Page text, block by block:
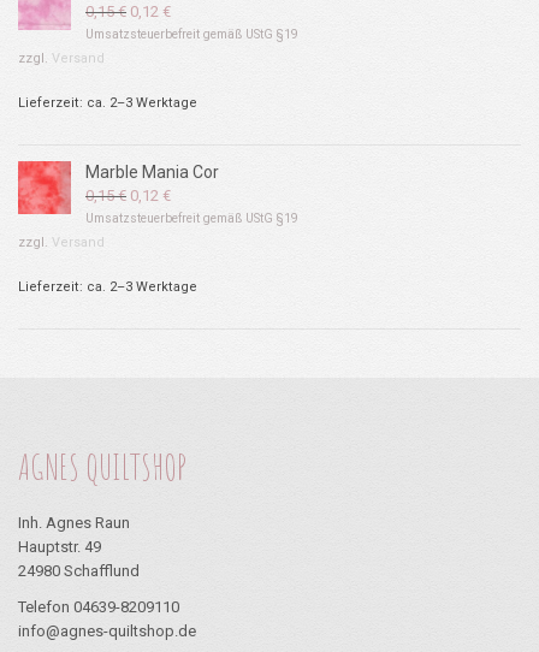
0,15€ Ursprünglicher
Preis
0,12 €Aktueller
Preis
Umsatzsteuerbefreit gemäß UStG §19
zzgl. Versand
Lieferzeit: ca. 2–3 Werktage
Marble Mania Cor
0,15€ Ursprünglicher
Preis
0,12 €Aktueller
Preis
Umsatzsteuerbefreit gemäß UStG §19
zzgl. Versand
Lieferzeit: ca. 2–3 Werktage
AGNES QUILTSHOP
Inh. Agnes Raun
Hauptstr. 49
24980 Schafflund
Telefon 04639-8209110
info@agnes-quiltshop.de